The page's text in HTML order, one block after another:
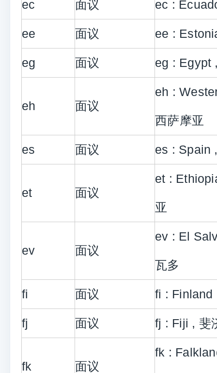
ec 面议 ec :
ee 面议 ee :
eg 面议 eg : Egypt
eh 面议
eh :
西萨摩亚
es 面议 es : Spain
et 面议
et :
亚
ev 面议
ev : El
瓦多
fi 面议 fi : Finland
fj 面议 fj : Fiji , 斐
fk 面议
fk :